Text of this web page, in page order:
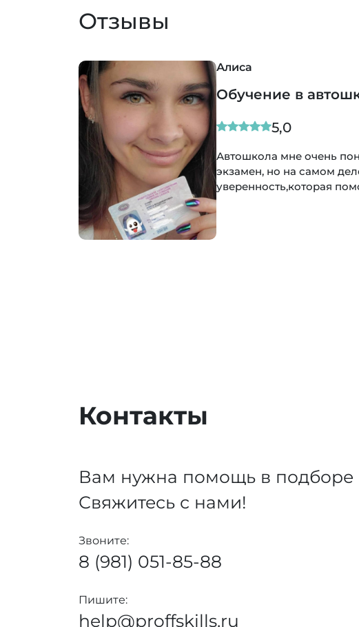
Отзывы
Алиса
Обучение в
5,0
Автошкола мне очень
экзамен, но на самом
уверенность,которая
Контакты
Вам нужна помощь в подборе
Свяжитесь с нами!
Звоните:
8 (981) 051-85-88
Пишите:
help@proffskills.ru